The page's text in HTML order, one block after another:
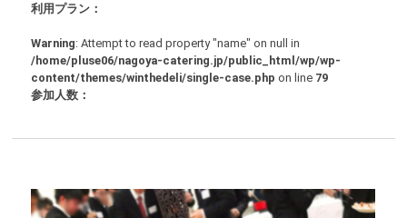
利用プラン：
Warning: Attempt to read property "name" on null in
/home/pluse06/nagoya-catering.jp/public_html/wp/wp-
content/themes/winthedeli/single-case.php on line 79
参加人数：